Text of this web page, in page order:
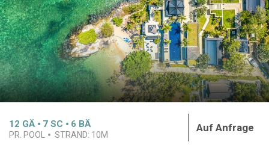
12 GÄ 7 SC 6 BÄ
PR. POOL STRAND: 10M
Auf Anfrage